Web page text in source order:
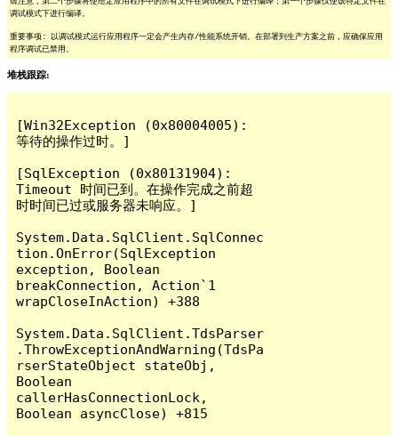
调试模式下进行编译。
重要事项: 以调试模式运行应用程序一定会产生内存/性能系统开销。在部署到生产方案之前，应确保应用
程序调试已禁用。
堆栈跟踪:
[Win32Exception (0x80004005):
等待的操作过时。]
[SqlException (0x80131904):
Timeout 时间已到。在操作完成之前超
时时间已过或服务器未响应。]
System.Data.SqlClient.SqlConnec
tion.OnError(SqlException
exception, Boolean
breakConnection, Action`1
wrapCloseInAction) +388
System.Data.SqlClient.TdsParser
.ThrowExceptionAndWarning(TdsPa
rserStateObject stateObj,
Boolean
callerHasConnectionLock,
Boolean asyncClose) +815